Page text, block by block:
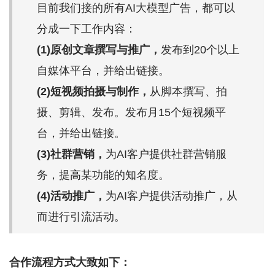
目前我们接的所有AI大模型广告，都可以
分成一下工作内容：
(1)原创文章撰写与推广， 发布到20个以上
自媒体平台，并给出链接。
(2)短视频拍摄与制作， 从脚本撰写、拍
摄、剪辑、发布。发布月15个短视频平
台，并给出链接。
(3)社群营销， 为AI客户提供社群营销服
务，提高某功能的知名度。
(4)活动推广， 为AI客户提供活动推广，从
而进行引流活动。
合作流程方式大致如下：